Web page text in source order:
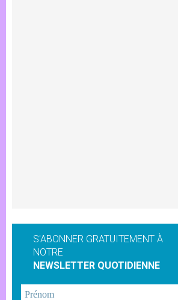
S'ABONNER GRATUITEMENT À
NOTRE
NEWSLETTER QUOTIDIENNE